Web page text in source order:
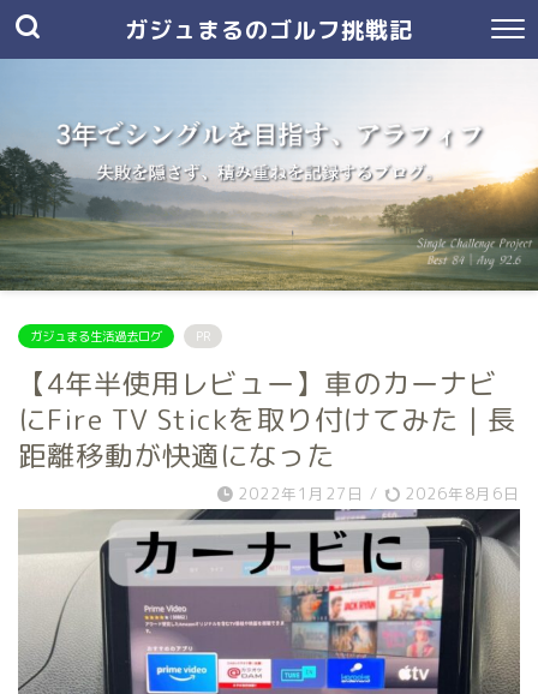
ガジュまるのゴルフ挑戦記
ガジュまる生活過去ログ PR
【4年半使用レビュー】車のカーナビ
にFire TV Stickを取り付けてみた｜長
距離移動が快適になった
2022年1月27日 / 2026年8月6日